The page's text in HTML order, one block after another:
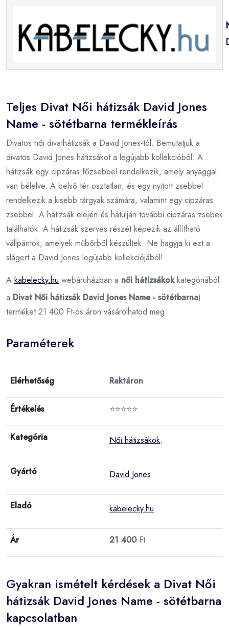
Teljes Divat Női hátizsák David Jones
Name - sötétbarna termékleírás
Divatos női divathátizsák a David Jones-tól. Bemutatjuk a
divatos David Jones hátizsákot a legújabb kollekcióból. A
hátizsák egy cipzáras főzsebbel rendelkezik, amely anyaggal
van bélelve. A belső tér osztatlan, és egy nyitott zsebbel
rendelkezik a kisebb tárgyak számára, valamint egy cipzáras
zsebbel. A hátizsák elején és hátulján további cipzáras zsebek
találhatók. A hátizsák szerves részét képezik az állítható
vállpántok, amelyek műbőrből készültek. Ne hagyja ki ezt a
slágert a David Jones legújabb kollekciójából!
A kabelecky.hu webáruházban a női hátizsákokkategóriából
a Divat Női hátizsák David Jones Name - sötétbarna)
terméket 21 400 Ft-os áron vásárolhatod meg.
Paraméterek
Elérhetőség Raktáron
Értékelés ⭐⭐⭐⭐⭐
Kategória Női hátizsákok,
Gyártó David Jones
Eladó kabelecky.hu
Ár 21 400Ft
Gyakran ismételt kérdések a Divat Női
hátizsák David Jones Name - sötétbarna
kapcsolatban